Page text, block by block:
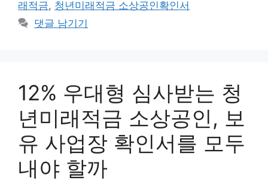
리
래적금, 청년미래적금 소상공인확인서
댓글 남기기
12% 우대형 심사받는 청
년미래적금 소상공인, 보
유 사업장 확인서를 모두
내야 할까